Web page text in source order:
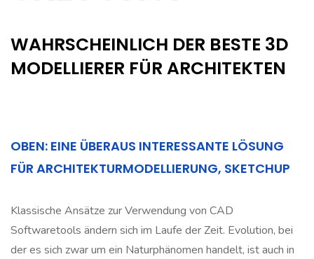
WAHRSCHEINLICH DER BESTE 3D
MODELLIERER FÜR ARCHITEKTEN
OBEN: EINE ÜBERAUS INTERESSANTE LÖSUNG
FÜR ARCHITEKTURMODELLIERUNG, SKETCHUP
Klassische Ansätze zur Verwendung von CAD
Softwaretools ändern sich im Laufe der Zeit. Evolution, bei
der es sich zwar um ein Naturphänomen handelt, ist auch in